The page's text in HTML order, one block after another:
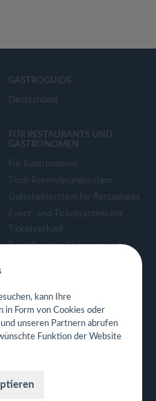
GASTROGUIDE
Deutschland
FÜR RESTAURANTS UND
GASTRONOMEN
Für Gastronomen
Tisch Reservierungsystem
Gutscheinsystem für Restaurants
Event- und Ticketsystem mit
Ticketverkauf
Bestellsystem Lieferung und
Eigene App für Restaurant
kann Ihre
Form von Cookies oder
unseren Partnern abrufen
Funktion der Website